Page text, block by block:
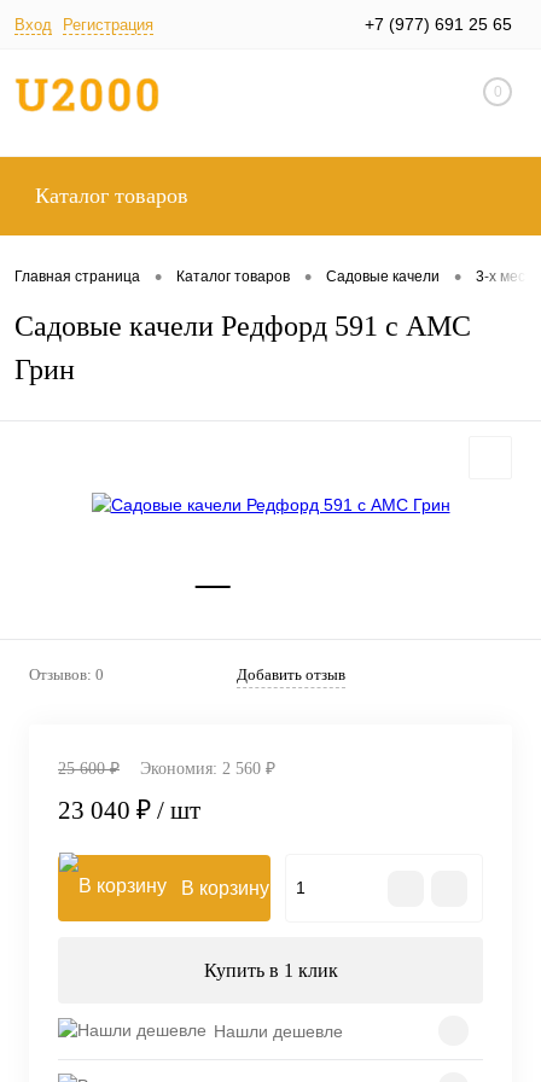
Вход Регистрация +7 (977) 691 25 65
0
Каталог товаров
Главная страница • Каталог товаров • Садовые качели • 3-х
Садовые качели Редфорд 591 с АМС
Грин
Отзывов: 0 Добавить отзыв
25 600 ₽ Экономия: 2 560 ₽
23 040 ₽ / шт
В корзину
Купить в 1 клик
Нашли дешевле